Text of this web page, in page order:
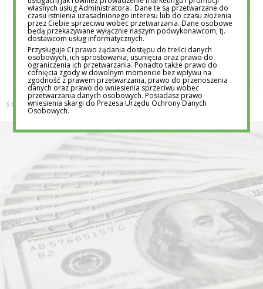
Strona główna Przedsiębiorczość
własnych usług Administratora.. Dane te są przetwarzane do
czasu istnienia uzasadnionego interesu lub do czasu złożenia
przez Ciebie sprzeciwu wobec przetwarzania. Dane osobowe
będą przekazywane wyłącznie naszym podwykonawcom, tj.
dostawcom usług informatycznych.
Przysługuje Ci prawo żądania dostępu do treści danych
osobowych, ich sprostowania, usunięcia oraz prawo do
ograniczenia ich przetwarzania. Ponadto także prawo do
cofnięcia zgody w dowolnym momencie bez wpływu na
zgodność z prawem przetwarzania, prawo do przenoszenia
danych oraz prawo do wniesienia sprzeciwu wobec
przetwarzania danych osobowych. Posiadasz prawo
wniesienia skargi do Prezesa Urzędu Ochrony Danych
Osobowych.